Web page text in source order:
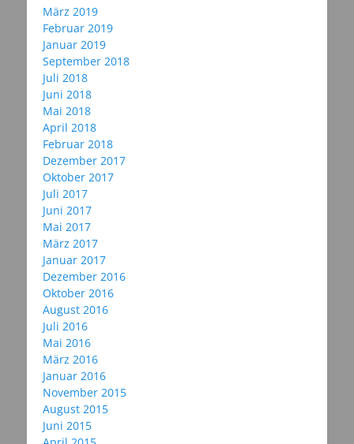
März 2019
Februar 2019
Januar 2019
September 2018
Juli 2018
Juni 2018
Mai 2018
April 2018
Februar 2018
Dezember 2017
Oktober 2017
Juli 2017
Juni 2017
Mai 2017
März 2017
Januar 2017
Dezember 2016
Oktober 2016
August 2016
Juli 2016
Mai 2016
März 2016
Januar 2016
November 2015
August 2015
Juni 2015